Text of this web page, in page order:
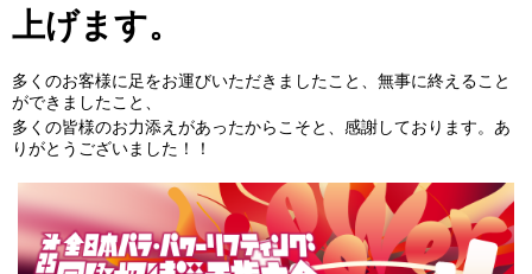
上げます。
多くのお客様に足をお運びいただきましたこと、無事に終えること
ができましたこと、
多くの皆様のお力添えがあったからこそと、感謝しております。あ
りがとうございました！！